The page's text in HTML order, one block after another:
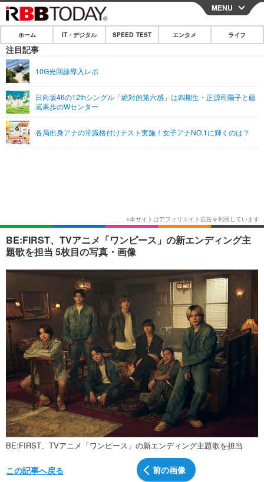
CLOSE
ホーム
IT・デジタル
ネタ
ショッピング その他
SPEED TEST
エンタメ
エンタメTOP 映画・ドラマ
ショッピング その他
ライフ
MENU
ホーム IT・デジタル SPEED TEST エンタメ ライフ
注目記事
10G光回線導入レポ
日向坂46の12thシングル「絶対的第六感」は四期生・正源司陽子と藤
嶌果歩のWセンター
各局出身アナの常識格付けテスト実施！女子アナNO.1に輝くのは？
BE:FIRST、TVアニメ「ワンピース」の新エンディング主
題歌を担当 5枚目の写真・画像
BE:FIRST、TVアニメ「ワンピース」の新エンディング主題歌を担当
前の画像
この記事へ戻る